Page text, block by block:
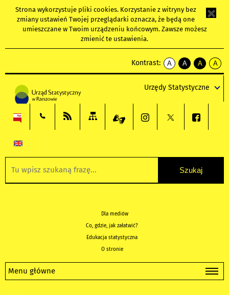
Strona wykorzystuje pliki cookies. Korzystanie z witryny bez
zmiany ustawień Twojej przeglądarki oznacza, że będą one
umieszczane w Twoim urządzeniu końcowym. Zawsze możesz
zmienić te ustawienia.
Kontrast:
A
kontrast
A
kontrast
tekst
czarnym
A
kontrast
tekst
czarnym
A
tekst
żółtym
Urzędy Statystyczne
Dla mediów
Co, gdzie, jak załatwić?
Edukacja statystyczna
O stronie
Menu główne